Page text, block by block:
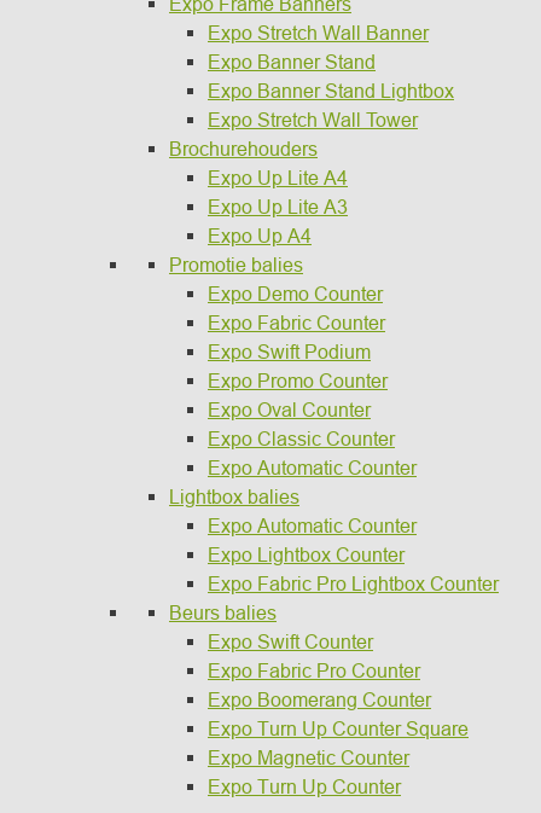
Expo Stretch Wall Banner
Expo Banner Stand
Expo Banner Stand Lightbox
Expo Stretch Wall Tower
Brochurehouders
Expo Up Lite A4
Expo Up Lite A3
Expo Up A4
Promotie balies
Expo Demo Counter
Expo Fabric Counter
Expo Swift Podium
Expo Promo Counter
Expo Oval Counter
Expo Classic Counter
Expo Automatic Counter
Lightbox balies
Expo Automatic Counter
Expo Lightbox Counter
Expo Fabric Pro Lightbox Counter
Beurs balies
Expo Swift Counter
Expo Fabric Pro Counter
Expo Boomerang Counter
Expo Turn Up Counter Square
Expo Magnetic Counter
Expo Turn Up Counter